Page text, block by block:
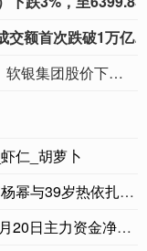
韩国单只股票杠杆ETF日均成交额
软银集团股价下跌4.5%。
仁_胡萝卜
岁热依扎同演孕妇
日主力资金净卖出